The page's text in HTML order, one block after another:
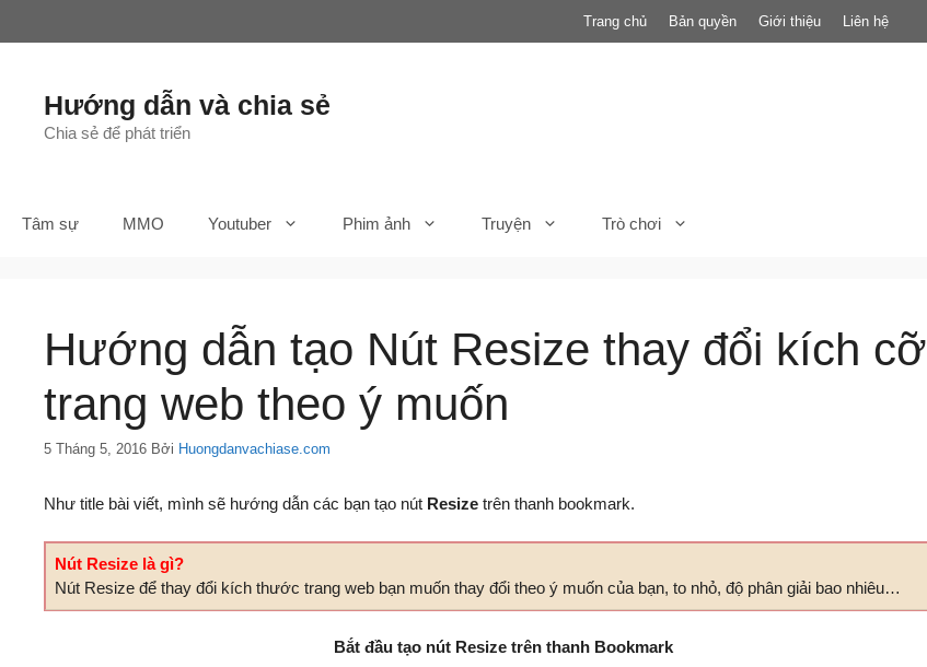
Trang chủ Bản quyền Giới thiệu Liên hệ
Hướng dẫn và chia sẻ
Chia sẻ để phát triển
Tâm sự MMO Youtuber Phim ảnh Truyện Trò chơi
Hướng dẫn tạo Nút Resize thay đổi kích cỡ
trang web theo ý muốn
5 Tháng 5, 2016 Bởi Huongdanvachiase.com
Như title bài viết, mình sẽ hướng dẫn các bạn tạo nút Resize trên thanh bookmark.
Nút Resize là gì?
Nút Resize để thay đổi kích thước trang web bạn muốn thay đổi theo ý muốn của bạn, to nhỏ, độ phân giải bao nhiêu…
Bắt đầu tạo nút Resize trên thanh Bookmark